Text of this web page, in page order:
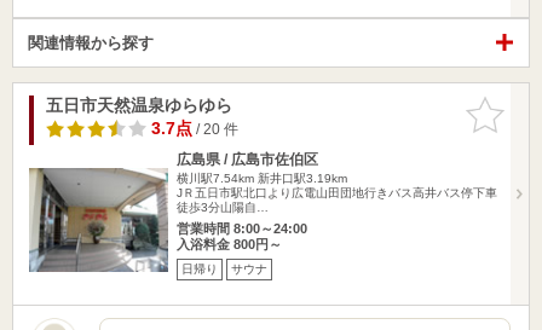
関連情報から探す
お気に入
りに追加
五日市天然温泉ゆらゆら
3.7点/ 20 件
広島県 / 広島市佐伯区
横川駅7.54km 新井口駅3.19km
JＲ五日市駅北口より広電山田団地行きバス高井バス停下車
徒歩3分山陽自…
営業時間 8:00～24:00
入浴料金 800円～
日帰り サウナ